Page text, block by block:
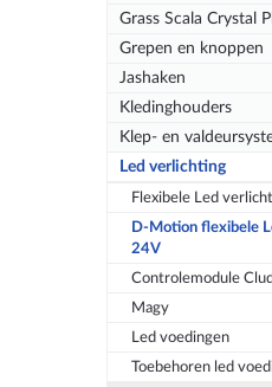
Grass Scala Crystal
Grepen en knoppen
Jashaken
Kledinghouders
Klep- en
Led verlichting
Flexibele Led
D-Motion flexibele
24V
Controlemodule Clud
Magy
Led voedingen
Toebehoren led